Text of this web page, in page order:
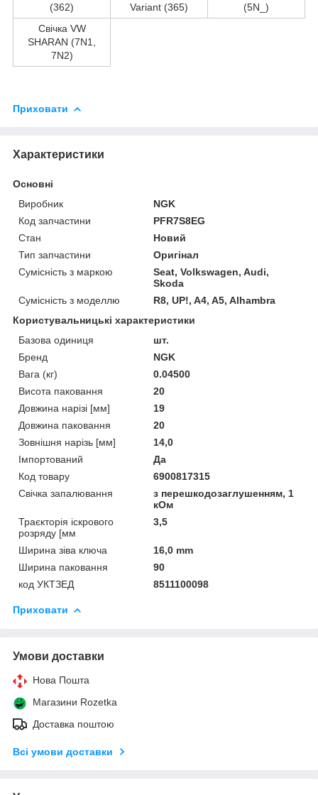
(362)
Variant (365)
(5N_)
Свічка VW
SHARAN (7N1,
7N2)
Приховати
Характеристики
Основні
Виробник
NGK
Код запчастини
PFR7S8EG
Стан
Новий
Тип запчастини
Оригінал
Сумісність з маркою
Seat, Volkswagen, Audi,
Skoda
Сумісність з моделлю
R8, UP!, A4, A5, Alhambra
Користувальницькі характеристики
Базова одиниця
шт.
Бренд
NGK
Вага (кг)
0.04500
Висота паковання
20
Довжина нарізі [мм]
19
Довжина паковання
20
Зовнішня нарізь [мм]
14,0
Імпортований
Да
Код товару
6900817315
Свічка запалювання
з перешкодозаглушенням, 1
кОм
Траєкторія іскрового
розряду [мм
3,5
Ширина зіва ключа
16,0 mm
Ширина паковання
90
код УКТЗЕД
8511100098
Приховати
Умови доставки
Нова Пошта
Магазини Rozetka
Доставка поштою
Всі умови доставки